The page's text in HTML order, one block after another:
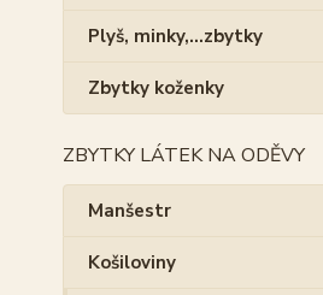
Plyš, minky,...zbytky
Zbytky koženky
ZBYTKY LÁTEK NA ODĚVY
Manšestr
Košiloviny